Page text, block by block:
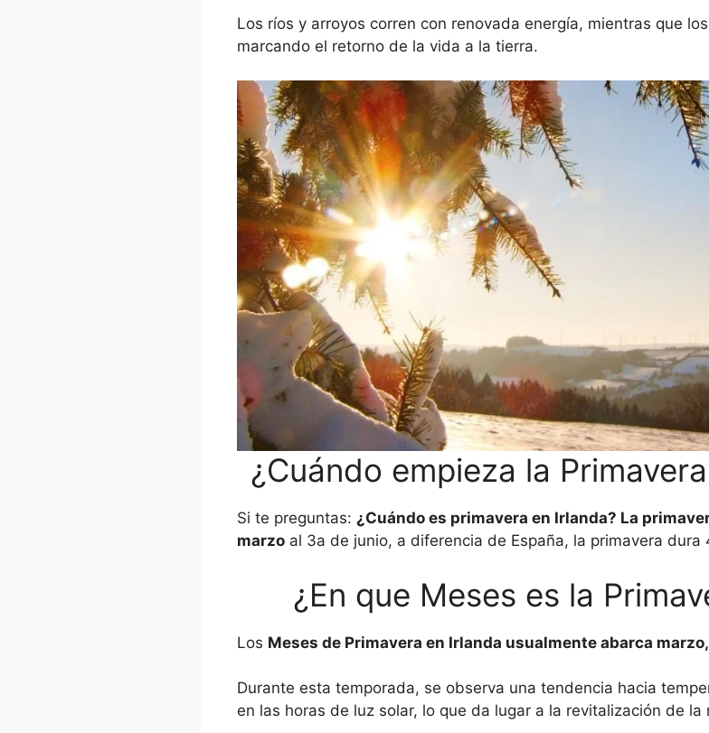
Los ríos y arroyos corren con renovada energía, mientras que
marcando el retorno de la vida a la tierra.
¿Cuándo empieza la
Si te preguntas: ¿Cuándo es primavera en Irlanda? La
marzo al 3a de junio, a diferencia de España, la primavera dura
¿En que Meses es la
Los Meses de Primavera en Irlanda usualmente abarca
Durante esta temporada, se observa una tendencia hacia
en las horas de luz solar, lo que da lugar a la revitalización de